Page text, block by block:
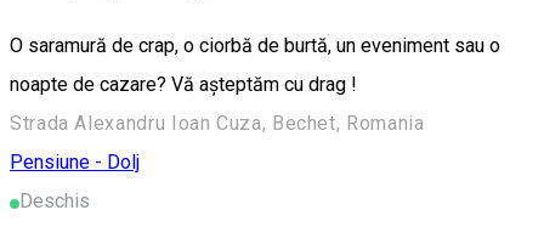
O saramură de crap, o ciorbă de burtă, un eveniment sau o
noapte de cazare? Vă așteptăm cu drag !
Strada Alexandru Ioan Cuza, Bechet, Romania
Pensiune - Dolj
Deschis